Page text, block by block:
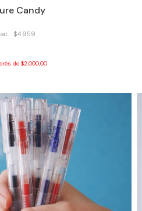
Candy
: $4.959
de $2.000,00